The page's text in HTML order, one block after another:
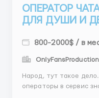
ОПЕРАТОР
ДЛЯ ДУШИ И
800-2000$ / в
OnlyFansProduction
Народ, тут такое
операторы в сервис